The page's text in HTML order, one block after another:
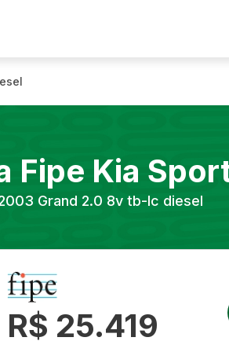
Fipe Kia
Grand 2.0 8v tb-Ic diesel
R$ 25.419